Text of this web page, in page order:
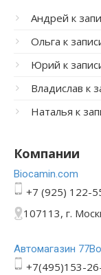
Андрей к
Ольга к
Юрий к
Владислав к
Наталья к
Компании
Bioсamin.com
+7 (925) 122-
107113, г.
Автомагазин
+7(495)153-